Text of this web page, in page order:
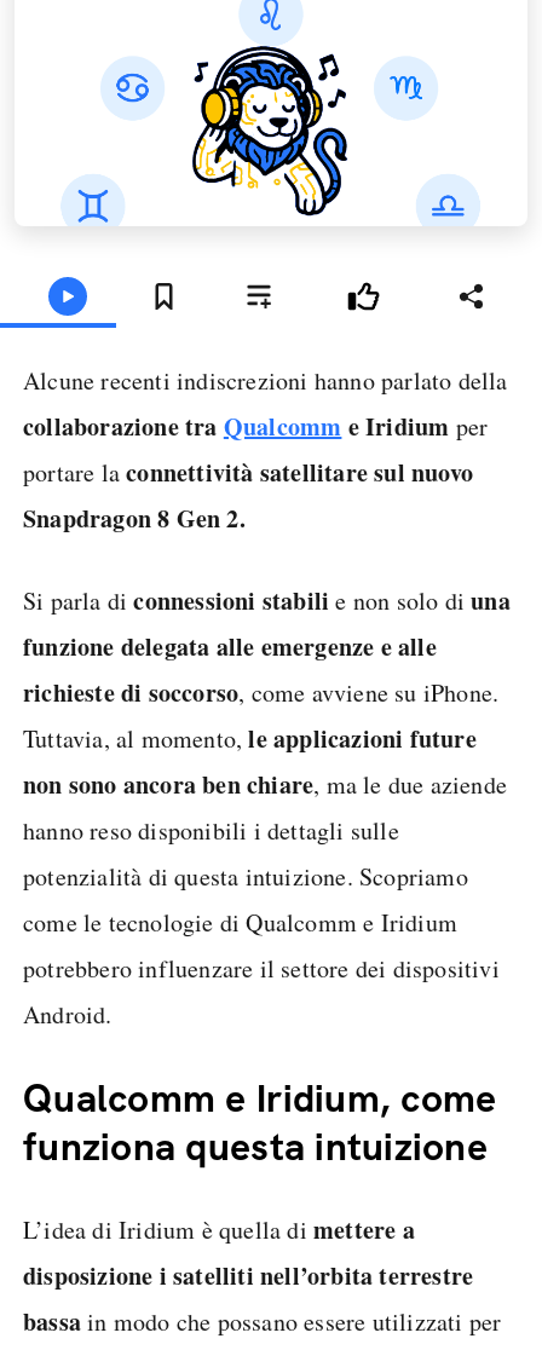
Alcune recenti indiscrezioni hanno parlato della
collaborazione tra Qualcomm e Iridium per
portare laconnettività satellitare sul nuovo
Snapdragon 8 Gen 2.
Si parla diconnessioni stabilie non solo diuna
funzione delegata alle emergenze e alle
richieste di soccorso, come avviene su iPhone.
Tuttavia, al momento, le applicazioni future
non sono ancora ben chiare, ma le due aziende
hanno reso disponibili i dettagli sulle
potenzialità di questa intuizione. Scopriamo
come le tecnologie di Qualcomm e Iridium
potrebbero influenzare il settore dei dispositivi
Android.
Qualcomm e Iridium, come
funziona questa intuizione
L’idea di Iridium è quella di mettere a
disposizione i satelliti nell’orbita terrestre
bassain modo che possano essere utilizzati per